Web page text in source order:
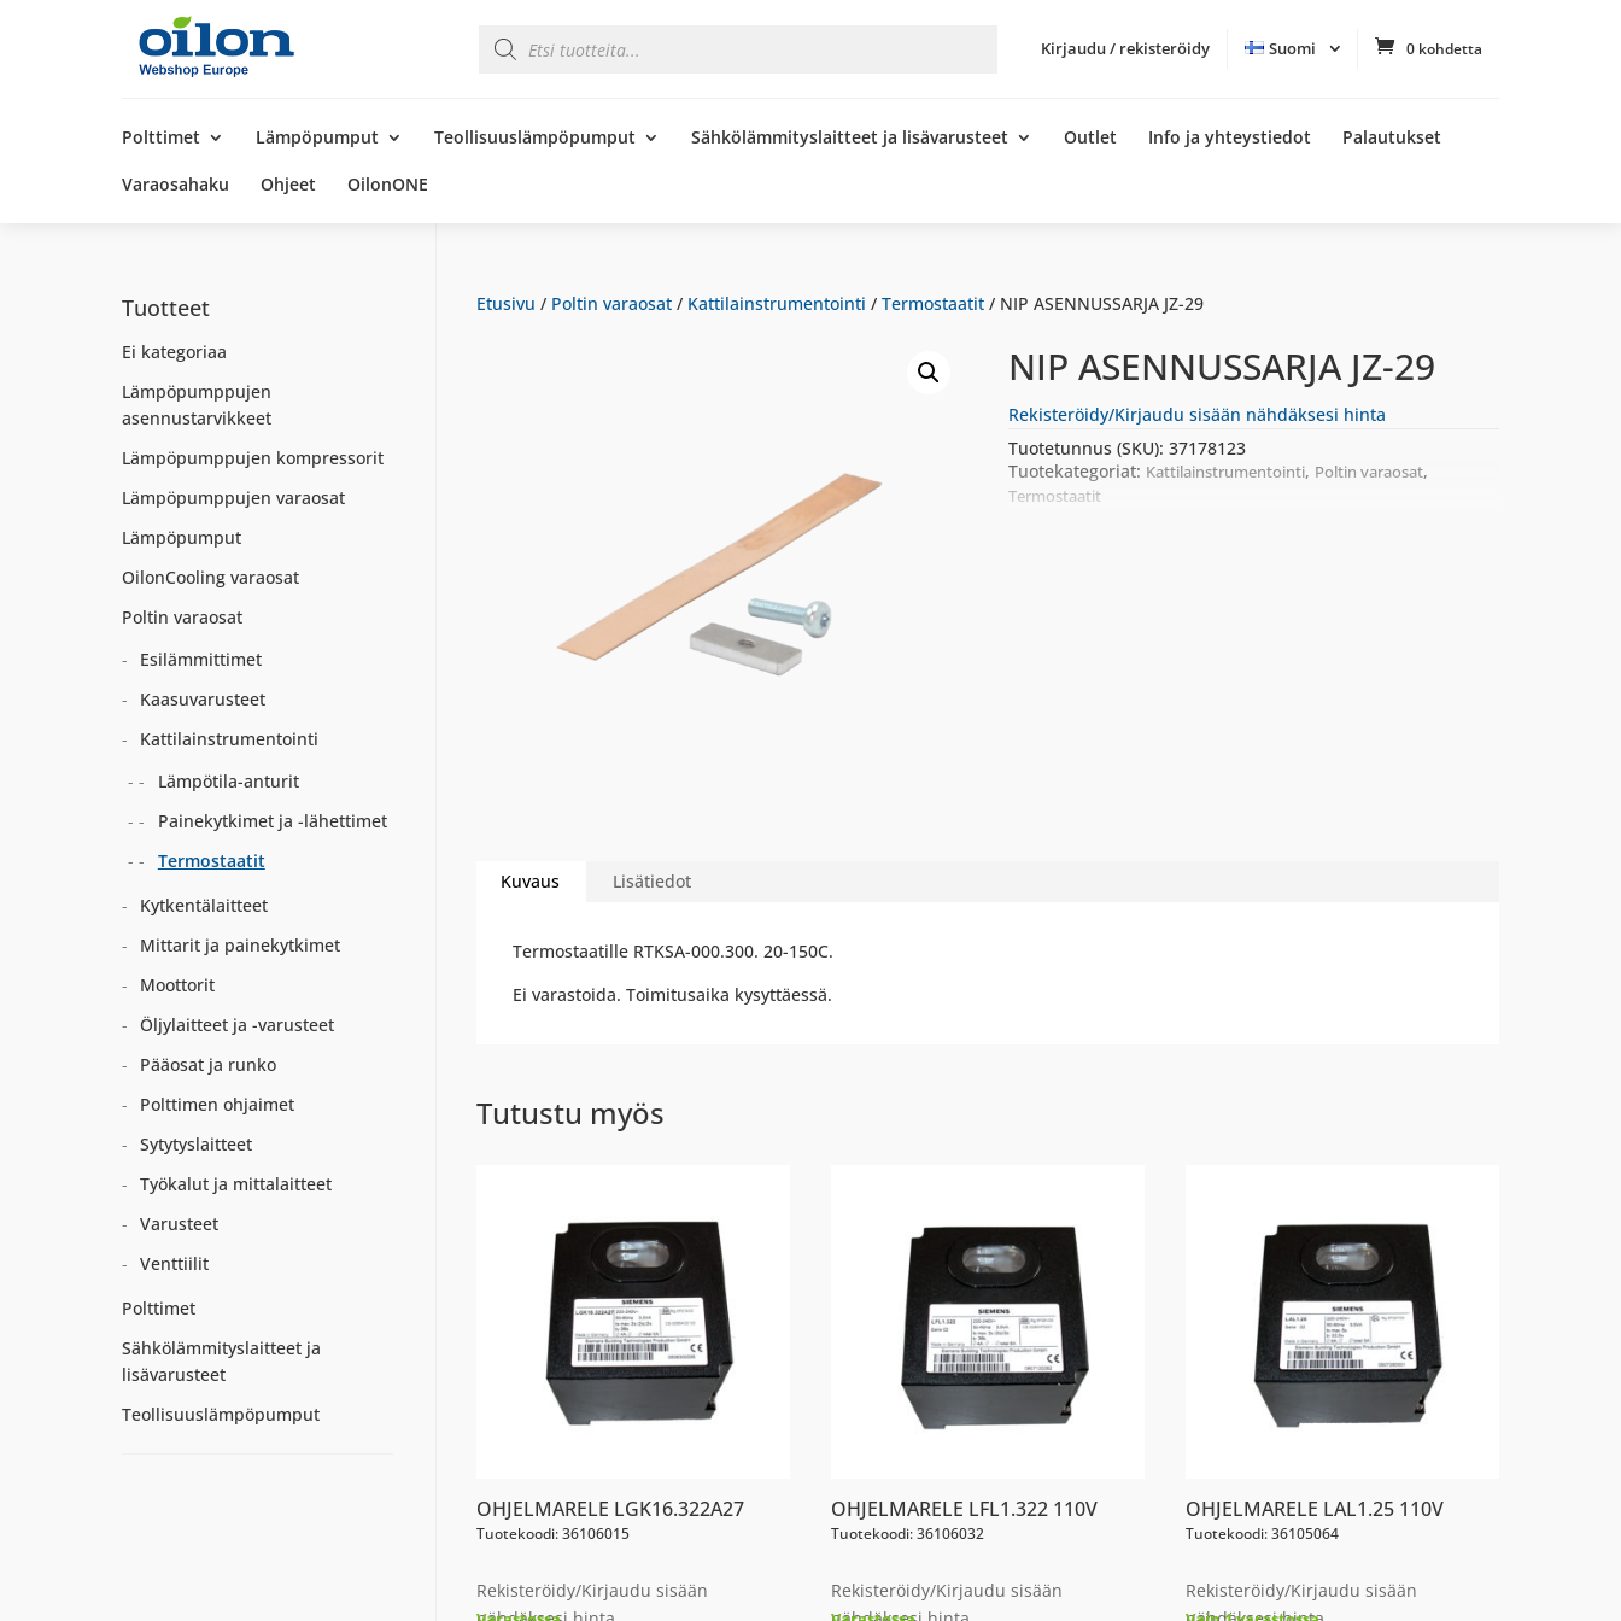
Kirjaudu / rekisteröidy Suomi 0 kohdetta
search
Polttimet Lämpöpumput Teollisuuslämpöpumput Sähkölämmityslaitteet ja lisävarusteet Outlet Info ja yhteystiedot Palautukset
Varaosahaku Ohjeet OilonONE
Etusivu / Poltin varaosat/ Kattilainstrumentointi / Termostaatit/ NIP ASENNUSSARJA JZ-29
NIP ASENNUSSARJA JZ-29
Rekisteröidy/Kirjaudu sisään nähdäksesi hinta
Tuotetunnus (SKU):37178123
Tuotekategoriat: Kattilainstrumentointi, Poltin varaosat,
Termostaatit
Kuvaus Lisätiedot
Termostaatille RTKSA-000.300. 20-150C.
Ei varastoida. Toimitusaika kysyttäessä.
Tutustu myös
OHJELMARELE LGK16.322A27
Tuotekoodi: 36106015
Rekisteröidy/Kirjaudu sisään
OHJELMARELE LFL1.322 110V
Tuotekoodi: 36106032
Rekisteröidy/Kirjaudu sisään
OHJELMARELE LAL1.25 110V
Tuotekoodi: 36105064
Rekisteröidy/Kirjaudu sisään
Tuotteet
Ei kategoriaa
Lämpöpumppujen
asennustarvikkeet
Lämpöpumppujen kompressorit
Lämpöpumppujen varaosat
Lämpöpumput
OilonCooling varaosat
Poltin varaosat
Esilämmittimet
Kaasuvarusteet
Kattilainstrumentointi
Lämpötila-anturit
Painekytkimet ja -lähettimet
Termostaatit
Kytkentälaitteet
Mittarit ja painekytkimet
Moottorit
Öljylaitteet ja -varusteet
Pääosat ja runko
Polttimen ohjaimet
Sytytyslaitteet
Työkalut ja mittalaitteet
Varusteet
Venttiilit
Polttimet
Sähkölämmityslaitteet ja
lisävarusteet
Teollisuuslämpöpumput